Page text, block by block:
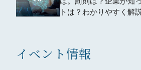
トは？わかりやすく解説
イベント情報